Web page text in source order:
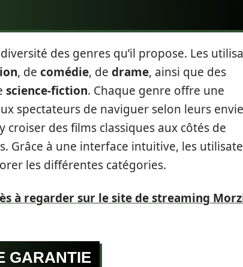
des genres qu’il propose. Les
, de comédie, de drame, ainsi que des
science-fiction. Chaque genre offre une
spectateurs de naviguer selon leurs
croiser des films classiques aux côtés de
Grâce à une interface intuitive, les
les différentes catégories.
à regarder sur le site de streaming
GARANTIE